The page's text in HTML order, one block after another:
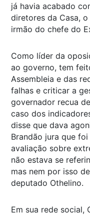
já havia acabado
diretores da Casa,
irmão do chefe do
Como líder da
ao governo, tem
Assembleia e das
falhas e criticar a
governador recua
caso dos
disse que dava
Brandão jura que
avaliação sobre
não estava se
mas nem por isso
deputado Othelino.
Em sua rede social,